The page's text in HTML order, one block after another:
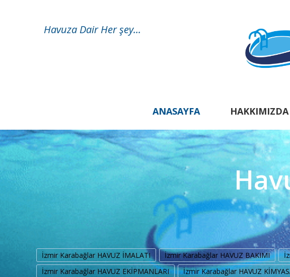
Havuza Dair Her şey...
ANASAYFA HAKKIMIZDA
İzmir Karabağlar HAVUZ İMALATI İzmir Karabağlar HAVUZ BAKIMI
İzmir Karabağlar HAVUZ EKİPMANLARI
İzmir Karabağlar HAVUZ